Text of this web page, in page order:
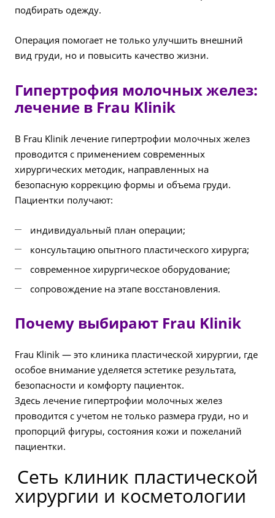
подбирать одежду.
Операция помогает не только улучшить внешний
вид груди, но и повысить качество жизни.
Гипертрофия молочных желез:
лечение в Frau Klinik
В Frau Klinik лечение гипертрофии молочных желез
проводится с применением современных
хирургических методик, направленных на
безопасную коррекцию формы и объема груди.
Пациентки получают:
индивидуальный план операции;
консультацию опытного пластического хирурга;
современное хирургическое оборудование;
сопровождение на этапе восстановления.
Почему выбирают Frau Klinik
Frau Klinik — это клиника пластической хирургии, где
особое внимание уделяется эстетике результата,
безопасности и комфорту пациенток.
Здесь лечение гипертрофии молочных желез
проводится с учетом не только размера груди, но и
пропорций фигуры, состояния кожи и пожеланий
пациентки.
Сеть клиник пластической
хирургии и косметологии